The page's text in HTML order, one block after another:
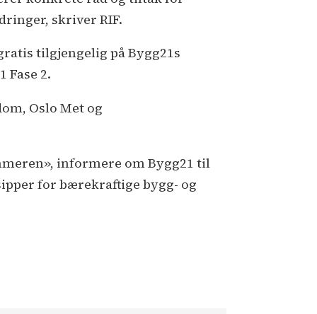
skriver RIF.
tilgjengelig på Bygg21s
Fase 2.
Oslo Met og
informere om Bygg21 til
for bærekraftige bygg- og